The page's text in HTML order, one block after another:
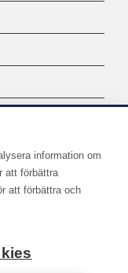
på sociala medier
information om
att förbättra
att förbättra och